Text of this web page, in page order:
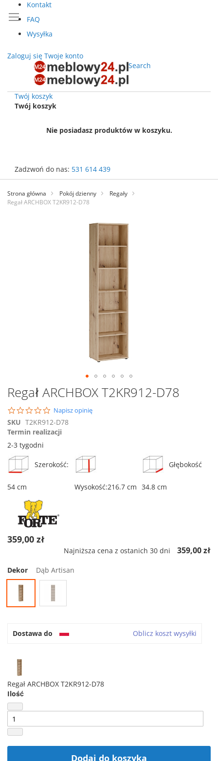
Kontakt
FAQ
Wysyłka
Zaloguj się Twoje konto
Search
Twój koszyk
Twój koszyk
Nie posiadasz produktów w koszyku.
Zadzwoń do nas: 531 614 439
Przejdź
treści
Strona główna Pokój dzienny
Regały
Regał ARCHBOX T2KR912-D78
Przejdź
na
początek
galerii
Regał ARCHBOX T2KR912-D78
0.0
star
rating
Napisz opinię
SKU T2KR912-D78
Termin realizacji
2-3 tygodni
Szerokość:
54 cm Wysokość:216.7 cm
Głębokość
34.8 cm
359,00 zł
Najniższa cena z ostanich 30 dni 359,00 zł
Dekor Dąb Artisan
Dostawa do Oblicz koszt wysyłki
Regał ARCHBOX T2KR912-D78
Ilość
Dodaj do koszyka